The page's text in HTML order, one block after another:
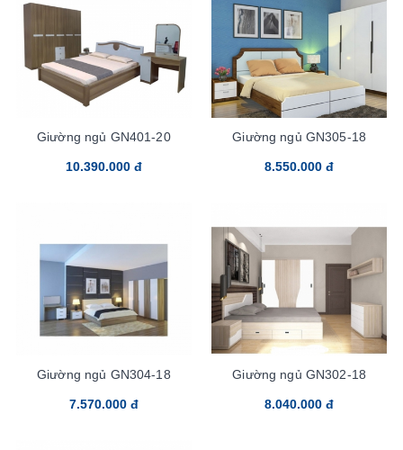
Giường ngủ GN401-20
10.390.000 đ
Giường ngủ GN305-18
8.550.000 đ
Giường ngủ GN304-18
7.570.000 đ
Giường ngủ GN302-18
8.040.000 đ